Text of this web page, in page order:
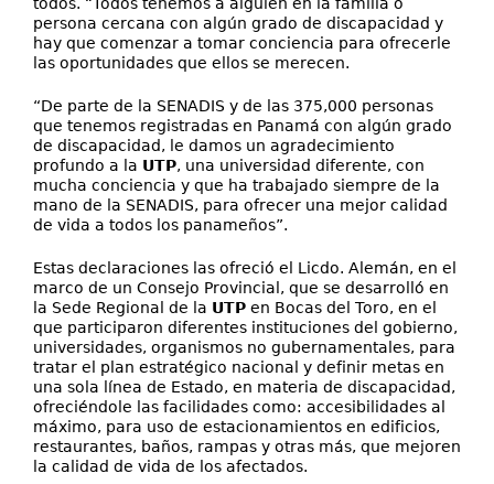
persona cercana con algún grado de discapacidad y
hay que comenzar a tomar conciencia para ofrecerle
las oportunidades que ellos se merecen.
“De parte de la SENADIS y de las 375,000 personas
que tenemos registradas en Panamá con algún grado
de discapacidad, le damos un agradecimiento
profundo a la UTP, una universidad diferente, con
mucha conciencia y que ha trabajado siempre de la
mano de la SENADIS, para ofrecer una mejor calidad
de vida a todos los panameños”.
Estas declaraciones las ofreció el Licdo. Alemán, en el
marco de un Consejo Provincial, que se desarrolló en
la Sede Regional de la UTP en Bocas del Toro, en el
que participaron diferentes instituciones del gobierno,
universidades, organismos no gubernamentales, para
tratar el plan estratégico nacional y definir metas en
una sola línea de Estado, en materia de discapacidad,
ofreciéndole las facilidades como: accesibilidades al
máximo, para uso de estacionamientos en edificios,
restaurantes, baños, rampas y otras más, que mejoren
la calidad de vida de los afectados.